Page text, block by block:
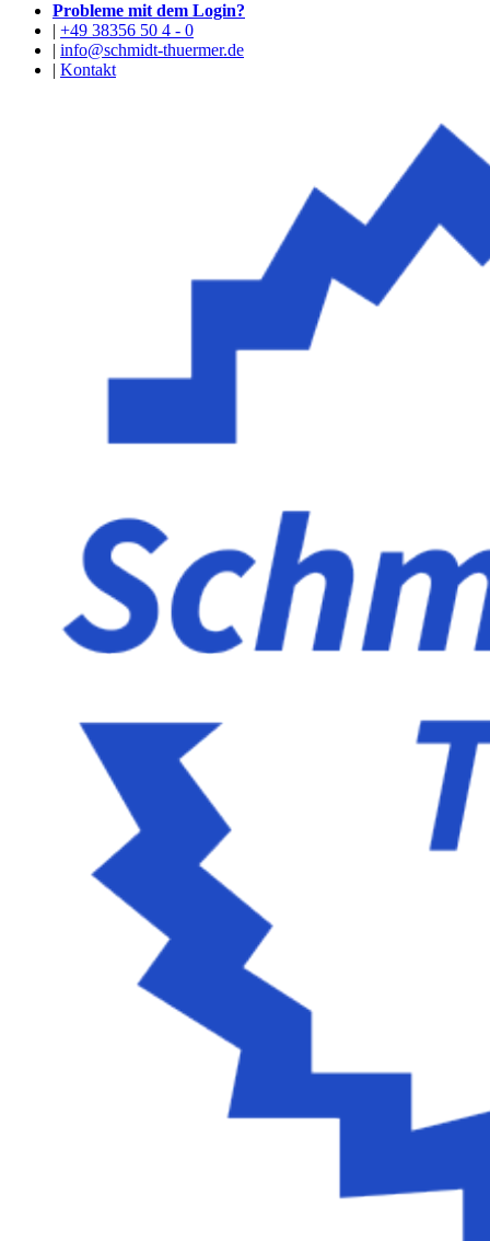
Probleme mit dem Login?
| +49 38356 50 4 - 0
| info@schmidt-thuermer.de
| Kontakt